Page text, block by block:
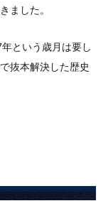
ました。
という歳月は要し
抜本解決した歴史